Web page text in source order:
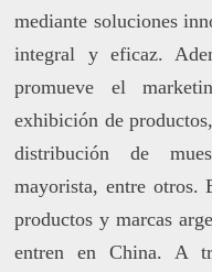
mediante soluciones
integral y eficaz.
promueve el
exhibición de
distribución de
mayorista, entre otros.
productos y marcas
entren en China. A